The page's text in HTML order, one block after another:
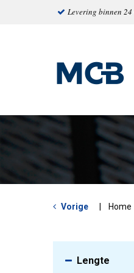
Levering binnen
Vorige Home
Lengte